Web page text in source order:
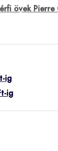
övek Pierre
ig
ig